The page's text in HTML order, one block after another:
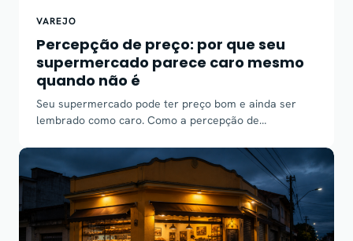
VAREJO
Percepção de preço: por que seu
supermercado parece caro mesmo
quando não é
Seu supermercado pode ter preço bom e ainda ser
lembrado como caro. Como a percepção de…